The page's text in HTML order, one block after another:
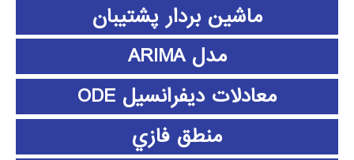
ماشین بردار پشتیبان
مدل ARIMA
معادلات دیفرانسیل ODE
منطق فازي